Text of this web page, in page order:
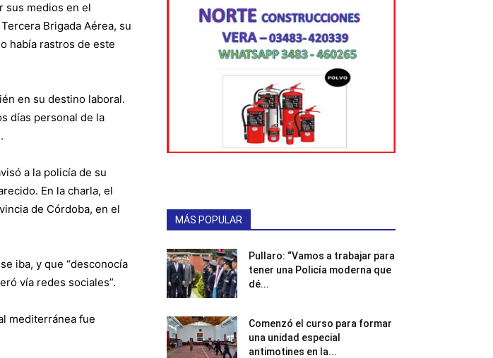
sus medios en el
Brigada Aérea, su
había rastros de este
en su destino laboral.
días personal de la
a la policía de su
En la charla, el
de Córdoba, en el
iba, y que “desconocía
vía redes sociales”.
mediterránea fue
MÁS POPULAR
Pullaro: “Vamos a trabajar para
tener una Policía moderna que
dé...
Comenzó el curso para formar
una unidad especial
antimotines en la...